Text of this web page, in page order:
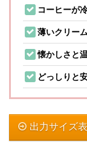
コーヒーが
薄いクリー
懐かしさと
どっしりと
出力サイズ